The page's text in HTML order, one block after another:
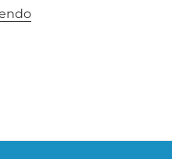
«Acieloabierto en